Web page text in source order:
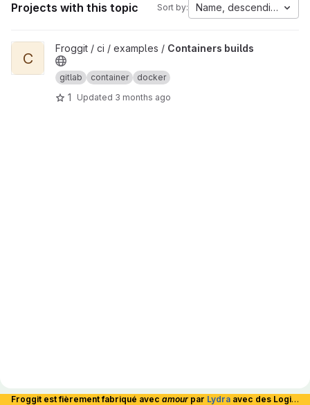
Projects with this topic Sort by: Name, descending
View Containers builds project
C
Froggit / ci / examples / Containers builds
gitlab container docker
1 Updated 3 months ago
Froggit est fièrement fabriqué avec amour par Lydra avec des Logiciels Libres et hébergé en